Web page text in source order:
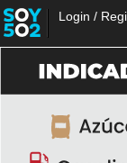
Login /